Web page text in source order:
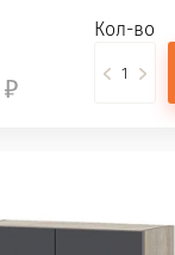
Кол-во